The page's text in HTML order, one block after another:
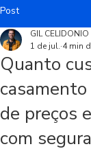
Post
Quanto
de preços
com
GIL CELIDONIO
1 de jul. 4 min